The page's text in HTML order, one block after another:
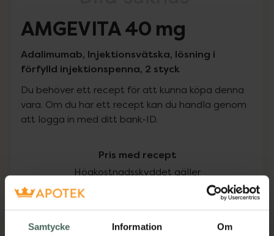
Samtycke Information Om
AMGEVITA 40 mg
Adalimumab, Injektionsvätska, lösning i
förfylld injektionspenna, 2 styck
Du behöver ett recept för att kunna köpa denna
vara. Om du har ett recept kan du handla genom
att logga in med ditt bank-ID.
Pris med recept
Högkostnadsskyddet gäller
1699,12 kr
I apotek:1699,12 kr